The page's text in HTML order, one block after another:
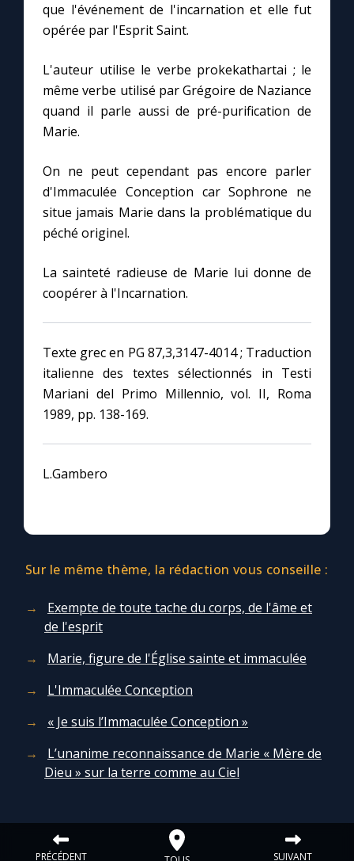
que l'événement de l'incarnation et elle fut
opérée par l'Esprit Saint.
L'auteur utilise le verbe prokekathartai ; le
même verbe utilisé par Grégoire de Naziance
quand il parle aussi de pré-purification de
Marie.
On ne peut cependant pas encore parler
d'Immaculée Conception car Sophrone ne
situe jamais Marie dans la problématique du
péché originel.
La sainteté radieuse de Marie lui donne de
coopérer à l'Incarnation.
Texte grec en PG 87,3,3147-4014 ; Traduction
italienne des textes sélectionnés in Testi
Mariani del Primo Millennio, vol. II, Roma
1989, pp. 138-169.
L.Gambero
Sur le même thème, la rédaction vous conseille :
Exempte de toute tache du corps, de l'âme et
de l'esprit
Marie, figure de l'Église sainte et immaculée
L'Immaculée Conception
« Je suis l’Immaculée Conception »
L’unanime reconnaissance de Marie « Mère de
Dieu » sur la terre comme au Ciel
PRÉCÉDENT SUIVANT